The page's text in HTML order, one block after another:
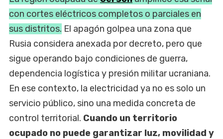
con cortes eléctricos completos o parciales en
sus distritos. El apagón golpea una zona que
Rusia considera anexada por decreto, pero que
sigue operando bajo condiciones de guerra,
dependencia logística y presión militar ucraniana.
En ese contexto, la electricidad ya no es solo un
servicio público, sino una medida concreta de
control territorial. Cuando un territorio
ocupado no puede garantizar luz, movilidad y